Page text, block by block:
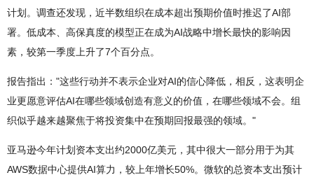
计划。调查还发现，近半数组织在成本超出预期价值时推迟了AI部
署。低成本、高保真度的模型正在成为AI战略中增长最快的影响因
素，较第一季度上升了7个百分点。
报告指出："这些行动并不表示企业对AI的信心降低，相反，这表明企
业更愿意评估AI在哪些领域创造有意义的价值，在哪些领域不会。组
织似乎越来越聚焦于将投资集中在预期回报最强的领域。"
亚马逊今年计划资本支出约2000亿美元，其中很大一部分用于为其
AWS数据中心提供AI算力，较上年增长50%。微软的总资本支出预计